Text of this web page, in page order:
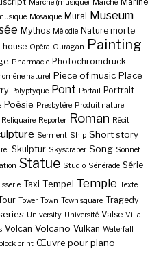
Marche (musique) Marché
Mosaïque Mural Museum
Mythos Mélodie Nature morte
house Opéra Ouragan Painting
Pharmacie Photochromdruck
naturel Piece of music Place
Polyptyque Pont Portail Portrait
Poésie Presbytère Produit naturel
Reliquaire Reporter Roman Récit
Serment Ship Short story
Skulptur Skyscraper Song Sonnet
Statue Studio Sénérade Série
Taxi Tempel Temple Texte
Tower Town Town square Tragedy
University Université Valse Villa
Volcan Volcano Vulkan Waterfall
print Œuvre pour piano